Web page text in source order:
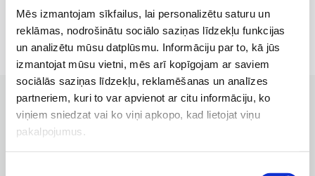
Mēs izmantojam sīkfailus, lai personalizētu saturu un
reklāmas, nodrošinātu sociālo saziņas līdzekļu funkcijas
un analizētu mūsu datplūsmu. Informāciju par to, kā jūs
izmantojat mūsu vietni, mēs arī kopīgojam ar saviem
sociālās saziņas līdzekļu, reklamēšanas un analīzes
partneriem, kuri to var apvienot ar citu informāciju, ko
viņiem sniedzat vai ko viņi apkopo, kad lietojat viņu
pakalpojumus.KLĪNIKAS AR LABĀKAJIEM PAKALPOJUMIEM
Filiāles, kurās pieejams